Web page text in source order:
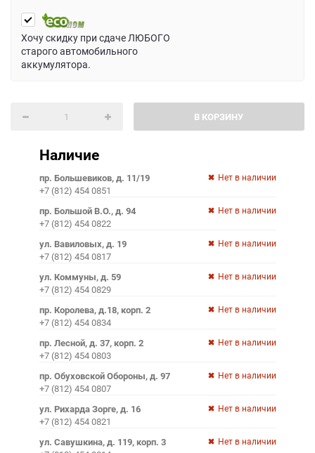
Хочу скидку при сдаче ЛЮБОГО
старого автомобильного
аккумулятора.
В КОРЗИНУ
Наличие
пр. Большевиков, д. 11/19
+7 (812) 454 0851
Нет в наличии
пр. Большой В.О., д. 94
+7 (812) 454 0822
Нет в наличии
ул. Вавиловых, д. 19
+7 (812) 454 0817
Нет в наличии
ул. Коммуны, д. 59
+7 (812) 454 0829
Нет в наличии
пр. Королева, д.18, корп. 2
+7 (812) 454 0834
Нет в наличии
пр. Лесной, д. 37, корп. 2
+7 (812) 454 0803
Нет в наличии
пр. Обуховской Обороны, д. 97
+7 (812) 454 0807
Нет в наличии
ул. Рихарда Зорге, д. 16
+7 (812) 454 0821
Нет в наличии
ул. Савушкина, д. 119, корп. 3
Нет в наличии